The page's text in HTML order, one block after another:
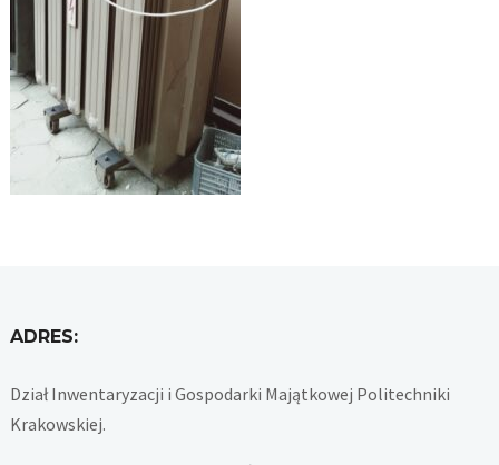
ADRES:
Dział Inwentaryzacji i Gospodarki Majątkowej Politechniki
Krakowskiej.